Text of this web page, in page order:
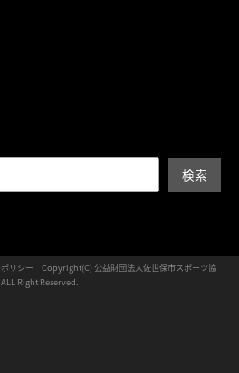
検索
リシー Copyright(C) 公益財団法人佐世保市スポーツ協
Right Reserved.